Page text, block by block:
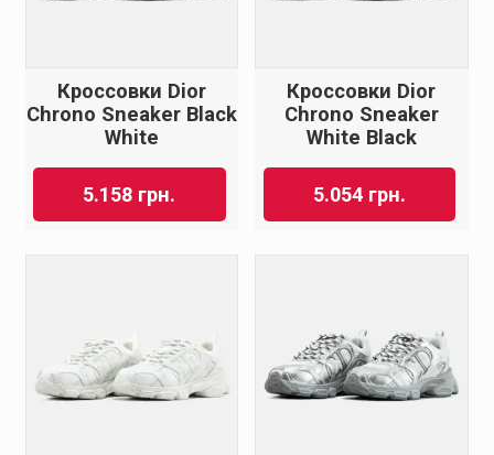
Кроссовки Dior
Chrono Sneaker Black
White
5.158 грн.
Кроссовки Dior
Chrono Sneaker
White Black
5.054 грн.